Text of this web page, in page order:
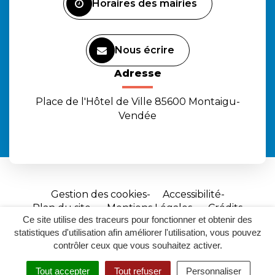
Ce site utilise des traceurs pour fonctionner et obtenir des
statistiques d'utilisation afin améliorer l'utilisation, vous pouvez
contrôler ceux que vous souhaitez activer.
Tout accepter Tout refuser Personnaliser
Horaires des mairies
Nous écrire
Adresse
Place de l'Hôtel de Ville 85600 Montaigu-
Vendée
Gestion des cookies
Accessibilité
Plan du site
Mentions Légales
Crédits
Site
réalisé
par